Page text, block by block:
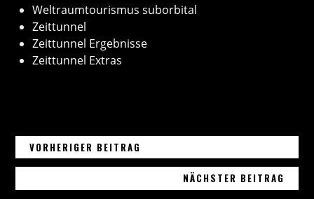
Weltraumtourismus suborbital
Zeittunnel
Zeittunnel Ergebnisse
Zeittunnel Extras
Beitragsnavigation
VORHERIGER BEITRAG
NÄCHSTER BEITRAG